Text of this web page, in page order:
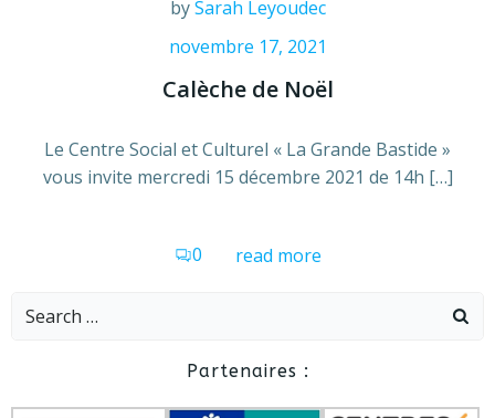
bySarah Leyoudec
novembre 17, 2021
Calèche de Noël
Le Centre Social et Culturel « La Grande Bastide »
vous invite mercredi 15 décembre 2021 de 14h […]
0 read more
Search
Partenaires :